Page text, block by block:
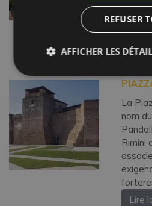
Floris,
[…]
Lire
La
nom
Rimini
Lire
REFUSER
AFFICHER LES